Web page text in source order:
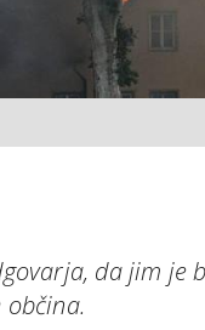
da jim je